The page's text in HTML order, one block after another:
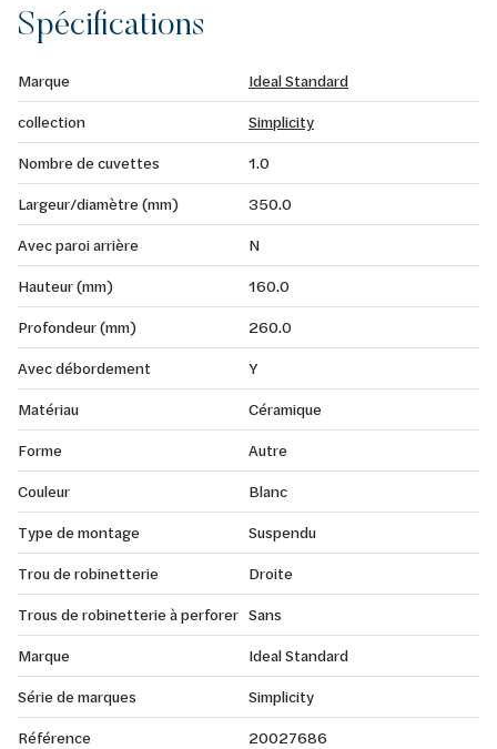
Spécifications
Marque
Ideal Standard
collection
Simplicity
Nombre de cuvettes
1.0
Largeur/diamètre (mm)
350.0
Avec paroi arrière
N
Hauteur (mm)
160.0
Profondeur (mm)
260.0
Avec débordement
Y
Matériau
Céramique
Forme
Autre
Couleur
Blanc
Type de montage
Suspendu
Trou de robinetterie
Droite
Trous de robinetterie à perforer Sans
Marque
Ideal Standard
Série de marques
Simplicity
Référence
20027686